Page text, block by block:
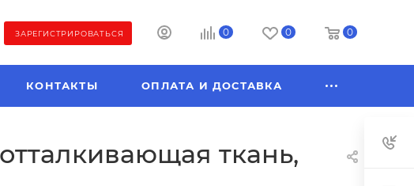
ЗАРЕГИСТРИРОВАТЬСЯ 0 0 0
КОНТАКТЫ ОПЛАТА И ДОСТАВКА
ткань,